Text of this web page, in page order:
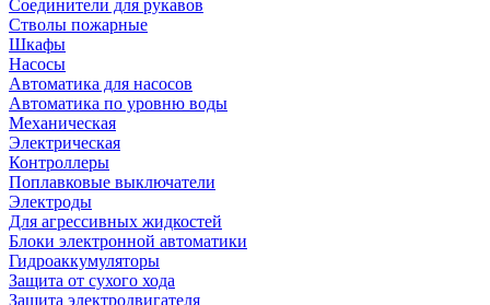
Соединители для рукавов
Стволы пожарные
Шкафы
Насосы
Автоматика для насосов
Автоматика по уровню воды
Механическая
Электрическая
Контроллеры
Поплавковые выключатели
Электроды
Для агрессивных жидкостей
Блоки электронной автоматики
Гидроаккумуляторы
Защита от сухого хода
Защита электродвигателя